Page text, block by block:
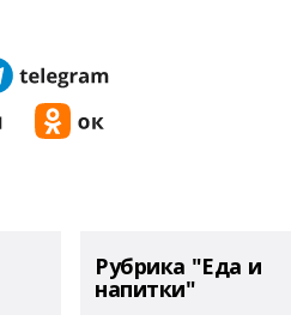
Рубрика "Еда и
напитки"